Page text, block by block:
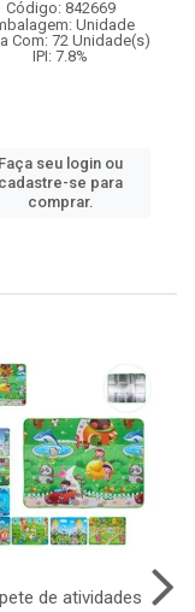
Código: 842669
Unidade
Com: 72 Unidade(s)
IPI: 7.8%
Faça seu login ou
cadastre-se para
comprar.
de atividades